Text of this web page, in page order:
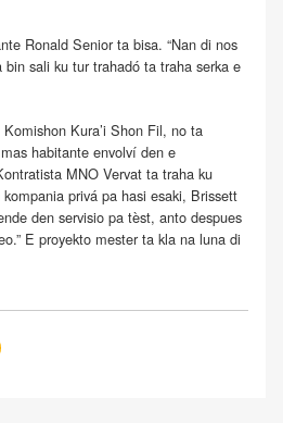
Ronald Senior ta bisa. “Nan di nos
sali ku tur trahadó ta traha serka e
Kura’i Shon Fil, no ta
habitante envolví den e
MNO Vervat ta traha ku
privá pa hasi esaki, Brissett
den servisio pa tèst, anto despues
E proyekto mester ta kla na luna di